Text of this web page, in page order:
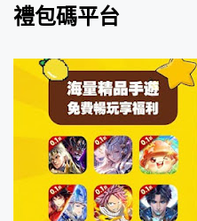
禮包碼平台